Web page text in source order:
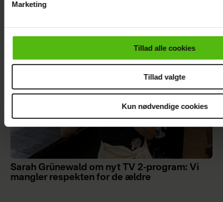
cookiepolitik.
Marketing
Tillad alle cookies
Tillad valgte
Kun nødvendige cookies
familieforøgelse
Sarah Grünewald om nyt TV 2-program: Vi
mangler respekten for de ældre